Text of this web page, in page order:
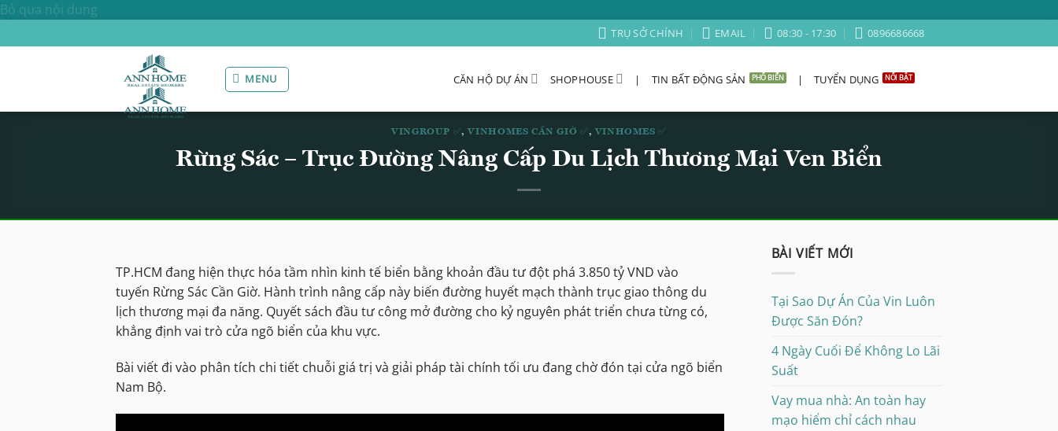
Bỏ qua nội dung
TRỤ SỞ CHÍNH EMAIL 08:30 - 17:30 0896686668
MENU CĂN HỘ DỰ ÁN SHOPHOUSE | TIN BẤT ĐỘNG SẢN | TUYỂN DỤNG
VINGROUP ✅,VINHOMES CẦN GIỜ ✅, VINHOMES ✅
Rừng Sác – Trục Đường Nâng Cấp Du Lịch Thương Mại Ven Biển
TP.HCM đang hiện thực hóa tầm nhìn kinh tế biển bằng khoản đầu tư đột phá 3.850 tỷ VND vào
tuyến Rừng Sác Cần Giờ. Hành trình nâng cấp này biến đường huyết mạch thành trục giao thông du
lịch thương mại đa năng. Quyết sách đầu tư công mở đường cho kỷ nguyên phát triển chưa từng có,
khẳng định vai trò cửa ngõ biển của khu vực.
Bài viết đi vào phân tích chi tiết chuỗi giá trị và giải pháp tài chính tối ưu đang chờ đón tại cửa ngõ biển
Nam Bộ.
BÀI VIẾT MỚI
Tại Sao Dự Án Của Vin Luôn
Được Săn Đón?
4 Ngày Cuối Để Không Lo Lãi
Suất
Vay mua nhà: An toàn hay
mạo hiểm chỉ cách nhau